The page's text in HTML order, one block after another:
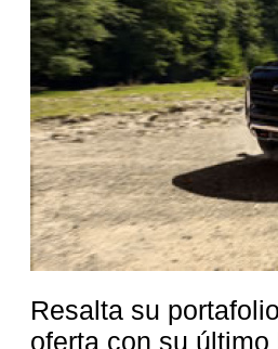
Resalta su
oferta con su